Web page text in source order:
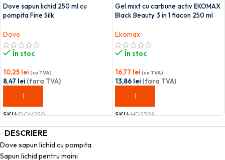
Dove sapun lichid 250 ml cu
pompita Fine Silk
Dove
În stoc
10,25 lei (cu TVA)
8,47 lei (fara TVA)
ADAUGĂ ÎN COȘ
SKU:DOV250
Gel mixt cu carbune activ EKOMAX
Black Beauty 3 in 1 flacon 250 ml
Ekomax
În stoc
16,77 lei (cu TVA)
13,86 lei (fara TVA)
ADAUGĂ ÎN COȘ
SKU:HD2398
DESCRIERE
Dove sapun lichid cu pompita
Sapun lichid pentru maini